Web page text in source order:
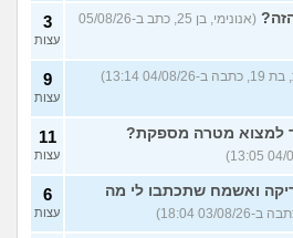
(אנונימי, בן 25, כתב ב-05/08/26
3
עצות
08/26 13:14)
9
עצות
למצוא מטרה מספקת? 11
עצות
ואשמח שתכתבו לי מה
6
עצות